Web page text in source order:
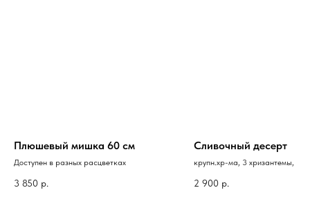
Плюшевый мишка 60 см
Доступен в разных расцветках
3 850 р.
Сливочный десерт
крупн.хр-ма, 3 хризантемы, 3
2 900 р.